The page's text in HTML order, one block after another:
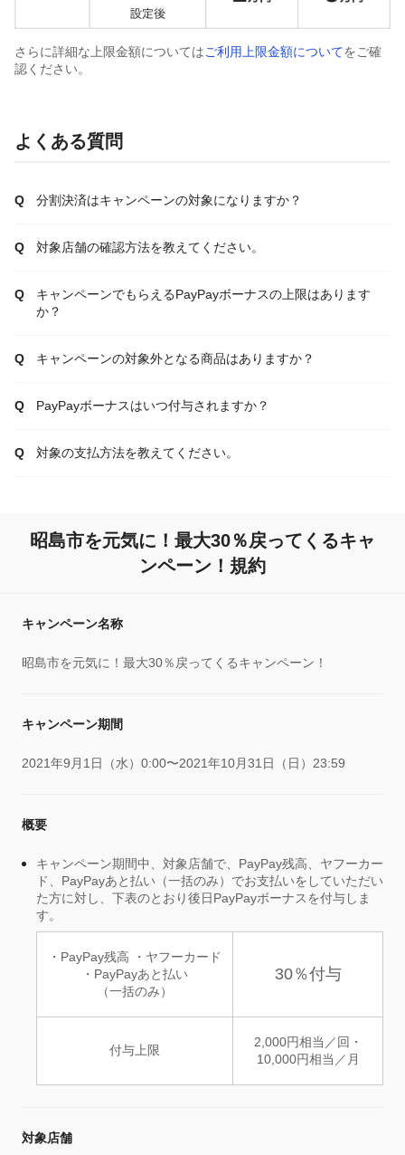
さらに詳細な上限金額についてはご利用上限金額についてをご確
認ください。
よくある質問
分割決済はキャンペーンの対象になりますか？
対象店舗の確認方法を教えてください。
キャンペーンでもらえるPayPayボーナスの上限はあります
か？
キャンペーンの対象外となる商品はありますか？
PayPayボーナスはいつ付与されますか？
対象の支払方法を教えてください。
昭島市を元気に！最大30％戻ってくるキャ
ンペーン！規約
キャンペーン名称
昭島市を元気に！最大30％戻ってくるキャンペーン！
キャンペーン期間
2021年9月1日（水）0:00〜2021年10月31日（日）23:59
概要
キャンペーン期間中、対象店舗で、PayPay残高、ヤフーカー
ド、PayPayあと払い（一括のみ）でお支払いをしていただい
た方に対し、下表のとおり後日PayPayボーナスを付与しま
す。
・PayPay残高 ・ヤフーカード
・PayPayあと払い
（一括のみ）
30％付与
付与上限
2,000円相当／回・
10,000円相当／月
対象店舗